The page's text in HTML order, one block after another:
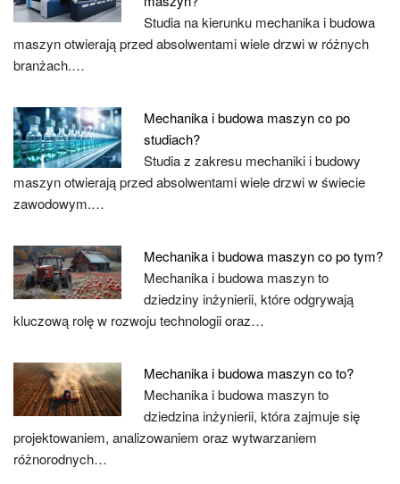
Studia na kierunku mechanika i budowa
maszyn otwierają przed absolwentami wiele drzwi w różnych
branżach.…
Mechanika i budowa maszyn co po
studiach?
Studia z zakresu mechaniki i budowy
maszyn otwierają przed absolwentami wiele drzwi w świecie
zawodowym.…
Mechanika i budowa maszyn co po tym?
Mechanika i budowa maszyn to
dziedziny inżynierii, które odgrywają
kluczową rolę w rozwoju technologii oraz…
Mechanika i budowa maszyn co to?
Mechanika i budowa maszyn to
dziedzina inżynierii, która zajmuje się
projektowaniem, analizowaniem oraz wytwarzaniem
różnorodnych…